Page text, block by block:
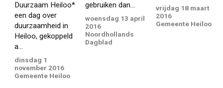
Duurzaam Heiloo*
een dag over
duurzaamheid in
Heiloo, gekoppeld
a...
dinsdag 1
november 2016
Gemeente Heiloo
gebruiken dan...
woensdag 13 april
2016
Noordhollands
Dagblad
vrijdag 18 maart
2016
Gemeente Heiloo